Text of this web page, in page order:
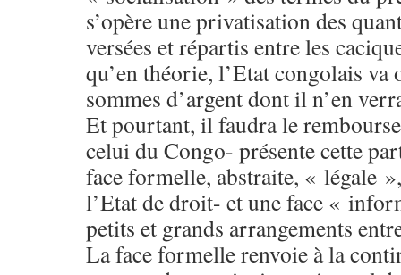
s’opère une privatisation des
versées et répartis entre les
qu’en théorie, l’Etat congolais
sommes d’argent dont il n’en
Et pourtant, il faudra le
celui du Congo- présente cette
face formelle, abstraite, « légale
l’Etat de droit- et une face «
petits et grands arrangements
La face formelle renvoie à la